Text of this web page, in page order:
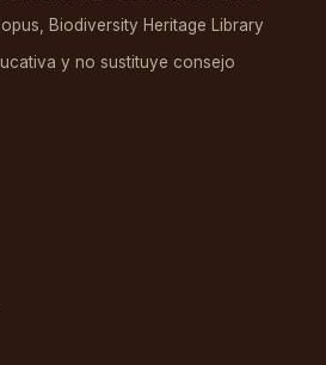
Biodiversity Heritage Library
y no sustituye consejo